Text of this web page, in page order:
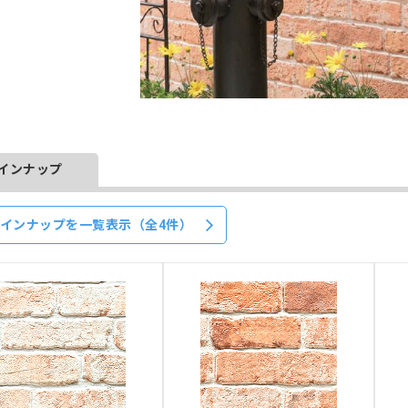
ンナップ
ンナップを一覧表示（全4件）